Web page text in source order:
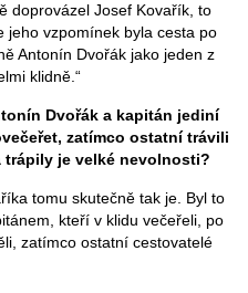
doprovázel Josef Kovařík, to
jeho vzpomínek byla cesta po
Antonín Dvořák jako jeden z
klidně.“
Dvořák a kapitán jediní
zatímco ostatní trávili
je velké nevolnosti?
tomu skutečně tak je. Byl to
kteří v klidu večeřeli, po
zatímco ostatní cestovatelé